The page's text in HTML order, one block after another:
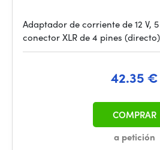
Adaptador de corriente de 12 V,
conector XLR de 4 pines
42.35 €
a petición
COMPRAR